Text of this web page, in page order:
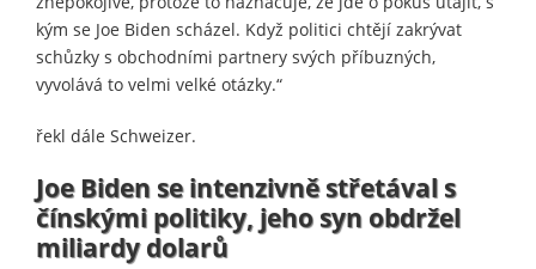
kým se Joe Biden scházel. Když politici chtějí zakrývat
schůzky s obchodními partnery svých příbuzných,
vyvolává to velmi velké otázky.“
řekl dále Schweizer.
Joe Biden se intenzivně střetával s
čínskými politiky, jeho syn obdržel
miliardy dolarů